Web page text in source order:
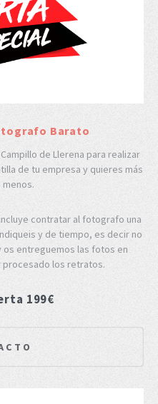
Barato
de Llerena para realizar
de tu empresa y quieres más
contratar al fotografo una
y de tiempo, es decir no
entreguemos las fotos en
los retratos.
199€